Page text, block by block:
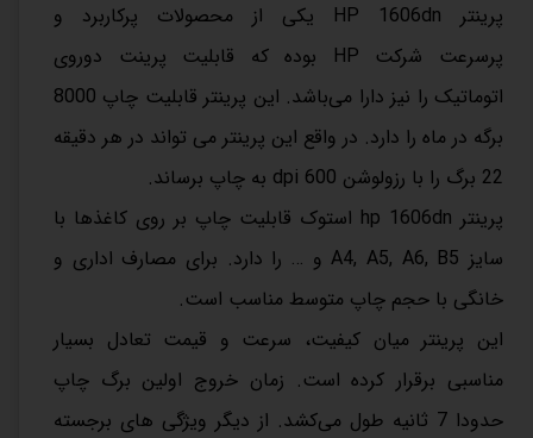
پرینتر HP 1606dn یکی از محصولات پرکاربرد و
پرسرعت شرکت HP بوده که قابلیت پرینت دوروی
اتوماتیک را نیز دارا می‌باشد. این پرینتر قابلیت چاپ 8000
برگه در ماه را دارد. در واقع این پرینتر می تواند در هر دقیقه
22 برگ را با رزولوشن 600 dpi به چاپ برساند.
پرینتر hp 1606dn استوک قابلیت چاپ بر روی کاغذها با
سایز A4, A5, A6, B5 و … را دارد. برای مصارف اداری و
خانگی با حجم چاپ متوسط مناسب است.
این پرینتر میان کیفیت، سرعت و قیمت تعادل بسیار
مناسبی برقرار کرده است. زمان خروج اولین برگ چاپ
حدودا 7 ثانیه طول می‌کشد. از دیگر ویژگی های برجسته